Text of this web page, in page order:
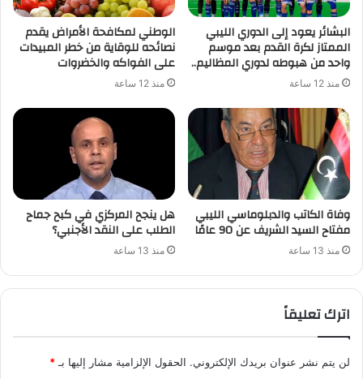
البشائر يعود إلى الدوري الليبي
الممتاز لكرة القدم بعد موسم
واحد من هبوطه لدوري المظاليم..
منذ 12 ساعة
الوطني لمكافحة الأمراض يقدم
نصائحه للوقاية من خطر المبيدات
على الفواكه والخضروات
منذ 12 ساعة
وفاة الكاتب والدبلوماسي الليبي
مفتاح السيد الشريف عن 90 عامًا
منذ 13 ساعة
هل ينجح المركزي في كبح جماح
الطلب على النقد الأجنبي؟
منذ 13 ساعة
اترك تعليقاً
لن يتم نشر عنوان بريدك الإلكتروني. الحقول الإلزامية مشار إليها بـ *